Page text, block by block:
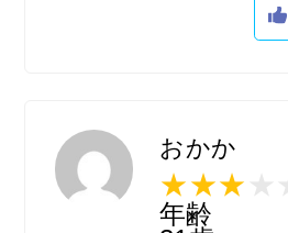
圏ばかりに集中しているサ
る面接日なども自分の都合
できるので便利でしたし、
電話で行えるので、応募か
かくお手軽にできるのは非
おかか
年齢